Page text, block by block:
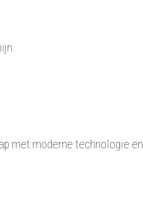
met moderne technologie en